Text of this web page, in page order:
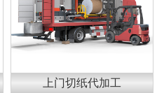
上门切纸代加工